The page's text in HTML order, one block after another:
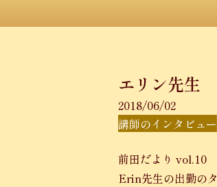
エリン先生
2018/06/02
講師のインタビュー
前田だより vol.10
Erin先生の出勤の